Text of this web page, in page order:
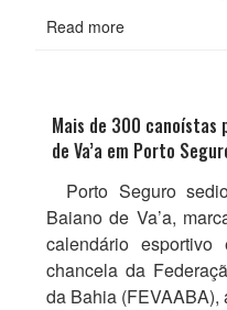
Read more
Mais de 300 canoístas
de Va’a em Porto
Porto Seguro
Baiano de Va’a,
calendário
chancela da
da Bahia